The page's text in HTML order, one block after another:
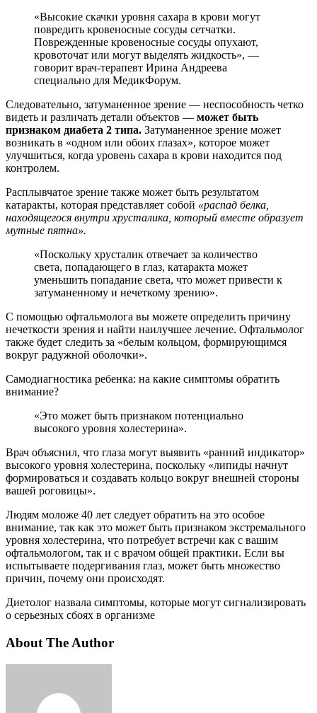
«Высокие скачки уровня сахара в крови могут
повредить кровеносные сосуды сетчатки.
Поврежденные кровеносные сосуды опухают,
кровоточат или могут выделять жидкость», —
говорит врач-терапевт Ирина Андреева
специально для МедикФорум.
Следовательно, затуманенное зрение — неспособность четко
видеть и различать детали объектов — может быть
признаком диабета 2 типа. Затуманенное зрение может
возникать в «одном или обоих глазах», которое может
улучшиться, когда уровень сахара в крови находится под
контролем.
Расплывчатое зрение также может быть результатом
катаракты, которая представляет собой «распад белка,
находящегося внутри хрусталика, который вместе образует
мутные пятна».
«Поскольку хрусталик отвечает за количество
света, попадающего в глаз, катаракта может
уменьшить попадание света, что может привести к
затуманенному и нечеткому зрению».
С помощью офтальмолога вы можете определить причину
нечеткости зрения и найти наилучшее лечение. Офтальмолог
также будет следить за «белым кольцом, формирующимся
вокруг радужной оболочки».
Самодиагностика ребенка: на какие симптомы обратить
внимание?
«Это может быть признаком потенциально
высокого уровня холестерина».
Врач объяснил, что глаза могут выявить «ранний индикатор»
высокого уровня холестерина, поскольку «липиды начнут
формироваться и создавать кольцо вокруг внешней стороны
вашей роговицы».
Людям моложе 40 лет следует обратить на это особое
внимание, так как это может быть признаком экстремального
уровня холестерина, что потребует встречи как с вашим
офтальмологом, так и с врачом общей практики. Если вы
испытываете подергивания глаз, может быть множество
причин, почему они происходят.
Диетолог назвала симптомы, которые могут сигнализировать
о серьезных сбоях в организме
About The Author